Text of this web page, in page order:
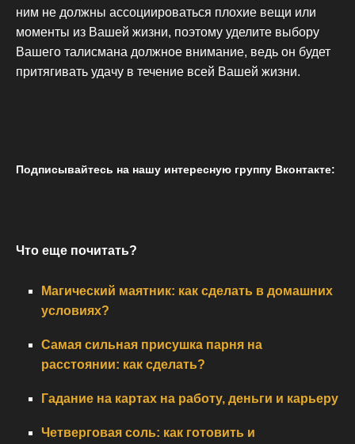
ним не должны ассоциироваться плохие вещи или
моменты из Вашей жизни, поэтому уделите выбору
Вашего талисмана должное внимание, ведь он будет
притягивать удачу в течение всей Вашей жизни.
Подписывайтесь на нашу интересную группу Вконтакте:
Что еще почитать?
Магический маятник: как сделать в домашних
условиях?
Самая сильная присушка парня на
расстоянии: как сделать?
Гадание на картах на работу, деньги и карьеру
Четверговая соль: как готовить и